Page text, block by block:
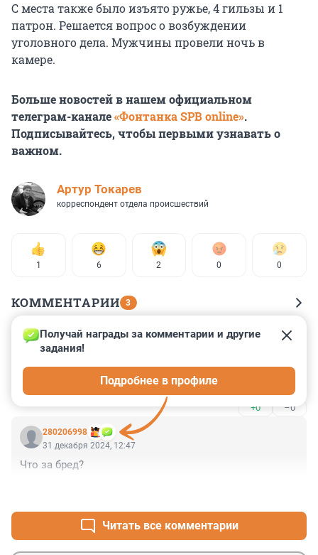
С места также было изъято ружье, 4 гильзы и 1
патрон. Решается вопрос о возбуждении
уголовного дела. Мужчины провели ночь в
камере.
Больше новостей в нашем официальном
телеграм-канале«Фонтанка SPB online».
Подписывайтесь, чтобы первыми узнавать о
важном.
Артур Токарев
корреспондент отдела происшествий
1 6 2 0 0
КОММЕНТАРИИ 3
Гость
31 декабря 2024, 22:00
Снова отечественные неспециалисты со своими
традициями поведения. 🥱
+0 –0
280206998
Получай награды за комментарии и другие
задания!
Подробнее в профиле
31 декабря 2024, 12:47
Что за бред?
Читать все комментарии